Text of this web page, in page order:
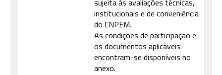
sujeita às avaliações técnicas,
institucionais e de conveniência
do CNPEM.
As condições de participação e
os documentos aplicáveis
encontram-se disponíveis no
anexo.